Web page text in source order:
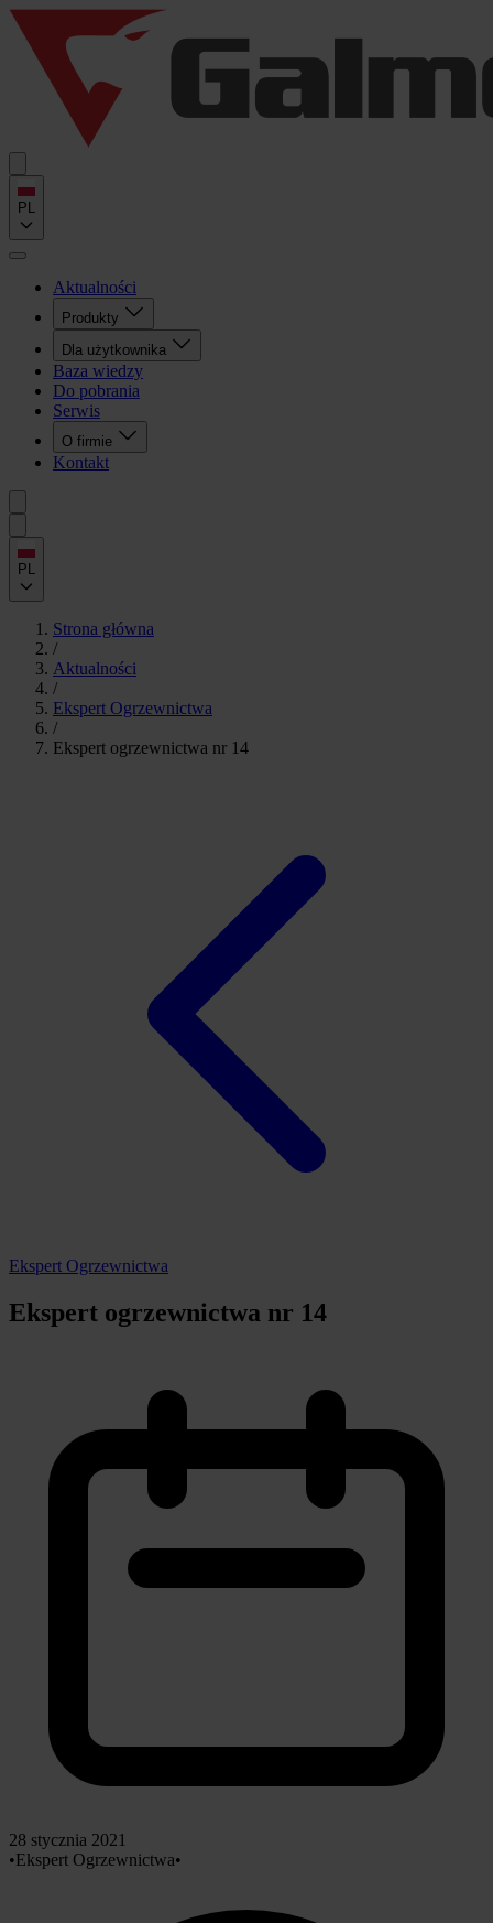
PL
Aktualności
Produkty
Dla użytkownika
Baza wiedzy
Do pobrania
Serwis
O firmie
Kontakt
PL
Strona główna
/
Aktualności
/
Ekspert Ogrzewnictwa
/
Ekspert ogrzewnictwa nr 14
Ekspert Ogrzewnictwa
Ekspert ogrzewnictwa nr 14
28 stycznia 2021
•Ekspert Ogrzewnictwa•